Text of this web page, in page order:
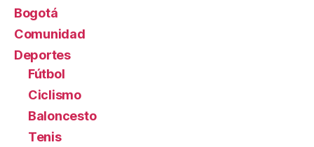
Bogotá
Comunidad
Deportes
Fútbol
Ciclismo
Baloncesto
Tenis